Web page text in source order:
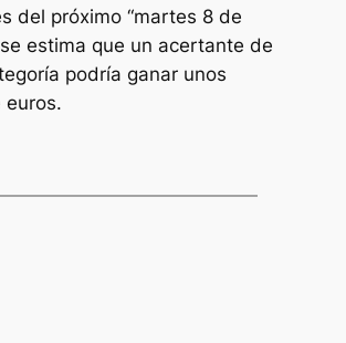
del próximo “martes 8 de
estima que un acertante de
podría ganar unos
euros.